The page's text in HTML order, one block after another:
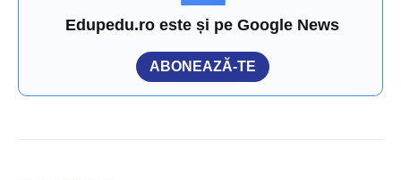
Edupedu.ro este și pe Google News
ABONEAZĂ-TE